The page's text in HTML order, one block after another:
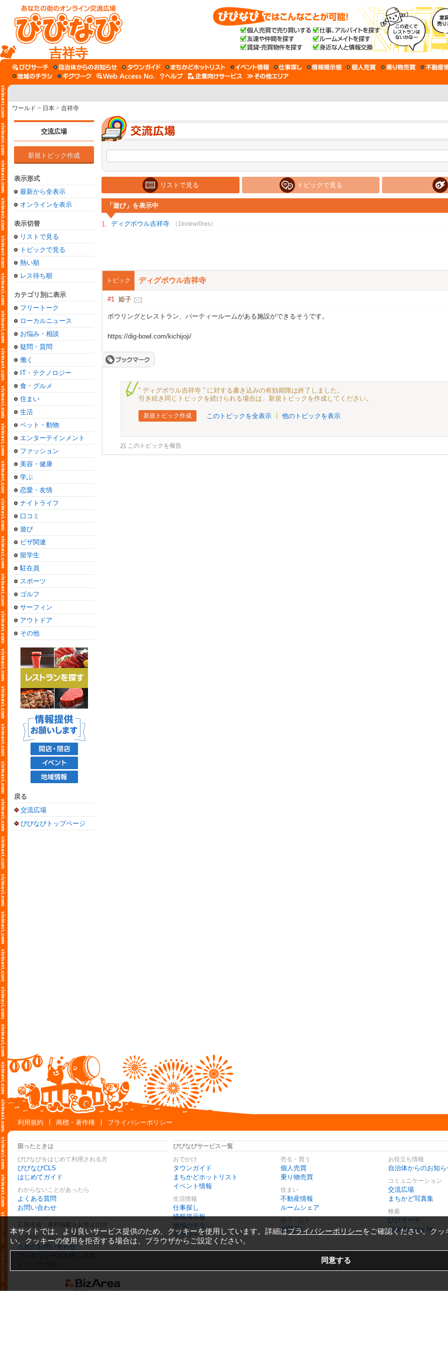
吉祥寺
ワールド > 日本 > 吉祥寺
交流広場
新規トピック作成
表示形式
最新から全表示
オンラインを表示
表示切替
リストで見る
トピックで見る
熱い順
レス待ち順
カテゴリ別に表示
フリートーク
ローカルニュース
お悩み・相談
疑問・質問
働く
IT・テクノロジー
食・グルメ
住まい
生活
ペット・動物
エンターテインメント
ファッション
美容・健康
学ぶ
恋愛・友情
ナイトライフ
口コミ
遊び
ビザ関連
留学生
駐在員
スポーツ
ゴルフ
サーフィン
アウトドア
その他
戻る
交流広場
びびなびトップページ
リストで見る トピックで見る
「遊び」を表示中
1. ディグボウル吉祥寺 （1kview/0res）
トピック ディグボウル吉祥寺
#1 姫子
ボウリングとレストラン、パーティールームがある施設ができるそうです。
https://dig-bowl.com/kichijoji/
“ ディグボウル吉祥寺 ” に対する書き込みの有効期限は終了しました。
引き続き同じトピックを続けられる場合は、新規トピックを作成してください。
新規トピック作成 このトピックを全表示 他のトピックを表示
このトピックを報告
利用規約
商標・著作権 プライバシーポリシー
困ったときは
びびなびをはじめて利用される方
びびなびCLS
はじめてガイド
わからないことがあったら
よくある質問
お問い合わせ
お気軽にご相談・お問い合わせ下さい
広告のお問い合わせ
プレスリリースお申し込み
メディアの方へ
びびなびサービス一覧
おでかけ
タウンガイド
まちかどホットリスト
イベント情報
生活情報
仕事探し
情報掲示板
地域のチラシ
ギグワーク
売る・買う
個人売買
乗り物売買
住まい
不動産情報
ルームシェア
仲間探し
お役立ち情報
自治体からのお知ら
コミュニケーション
交流広場
まちかど写真集
検索
びびサーチ
Web Access No.
本サイトでは、より良いサービス提供のため、クッキーを使用しています。詳細はプライバシーポリシーをご確認ください。ク
い。クッキーの使用を拒否する場合は、ブラウザからご設定ください。